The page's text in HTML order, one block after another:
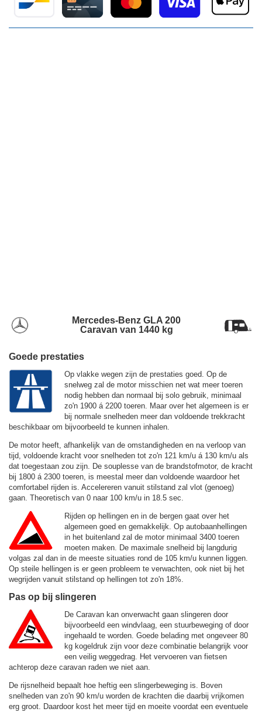
Mercedes-Benz GLA 200
Caravan van 1440 kg
Goede prestaties
Op vlakke wegen zijn de prestaties goed. Op de
snelweg zal de motor misschien net wat meer toeren
nodig hebben dan normaal bij solo gebruik, minimaal
zo'n 1900 á 2200 toeren. Maar over het algemeen is er
bij normale snelheden meer dan voldoende trekkracht
beschikbaar om bijvoorbeeld te kunnen inhalen.
De motor heeft, afhankelijk van de omstandigheden en na verloop van
tijd, voldoende kracht voor snelheden tot zo'n 121 km/u á 130 km/u als
dat toegestaan zou zijn. De souplesse van de brandstofmotor, de kracht
bij 1800 á 2300 toeren, is meestal meer dan voldoende waardoor het
comfortabel rijden is. Accelereren vanuit stilstand zal vlot (genoeg)
gaan. Theoretisch van 0 naar 100 km/u in 18.5 sec.
Rijden op hellingen en in de bergen gaat over het
algemeen goed en gemakkelijk. Op autobaanhellingen
in het buitenland zal de motor minimaal 3400 toeren
moeten maken. De maximale snelheid bij langdurig
volgas zal dan in de meeste situaties rond de 105 km/u kunnen liggen.
Op steile hellingen is er geen probleem te verwachten, ook niet bij het
wegrijden vanuit stilstand op hellingen tot zo'n 18%.
Pas op bij slingeren
De Caravan kan onverwacht gaan slingeren door
bijvoorbeeld een windvlaag, een stuurbeweging of door
ingehaald te worden. Goede belading met ongeveer 80
kg kogeldruk zijn voor deze combinatie belangrijk voor
een veilig weggedrag. Het vervoeren van fietsen
achterop deze caravan raden we niet aan.
De rijsnelheid bepaalt hoe heftig een slingerbeweging is. Boven
snelheden van zo'n 90 km/u worden de krachten die daarbij vrijkomen
erg groot. Daardoor kost het meer tijd en moeite voordat een eventuele